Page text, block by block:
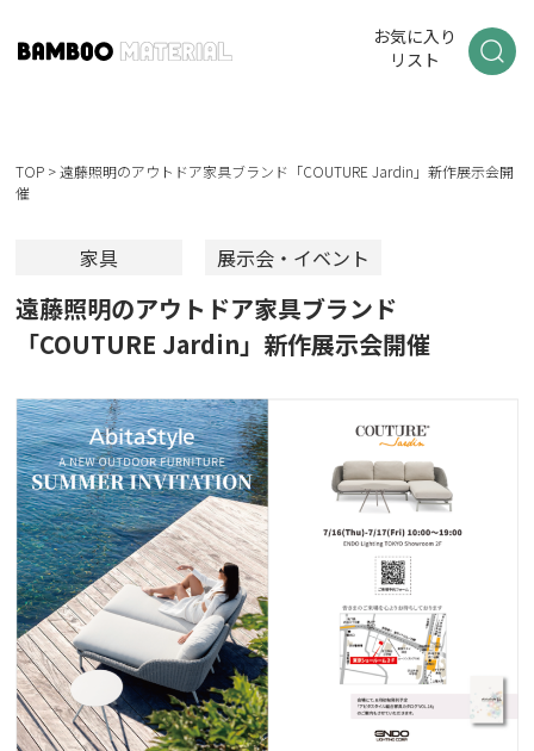
お気に入り
リスト
TOP >遠藤照明のアウトドア家具ブランド「COUTURE Jardin」新作展示会開
催
家具 展示会・イベント
遠藤照明のアウトドア家具ブランド
「COUTURE Jardin」新作展示会開催